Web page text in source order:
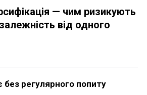
— чим ризикують
від одного
без регулярного попиту